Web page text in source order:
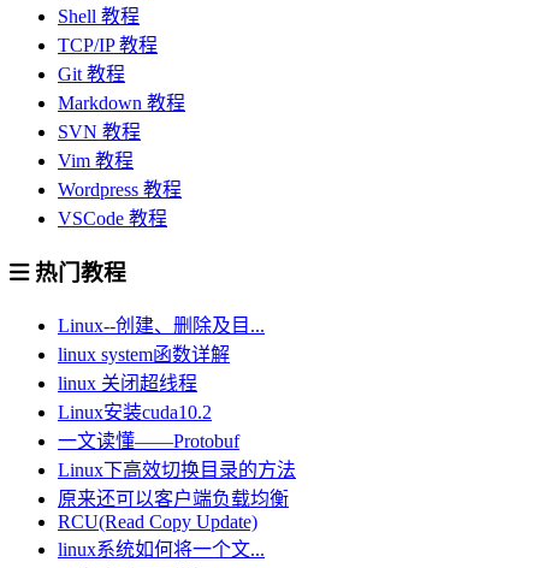
Shell 教程
TCP/IP 教程
Git 教程
Markdown 教程
SVN 教程
Vim 教程
Wordpress 教程
VSCode 教程
热门教程
Linux--创建、删除及目...
linux system函数详解
linux 关闭超线程
Linux安装cuda10.2
一文读懂——Protobuf
Linux下高效切换目录的方法
原来还可以客户端负载均衡
RCU(Read Copy Update)
linux系统如何将一个文...